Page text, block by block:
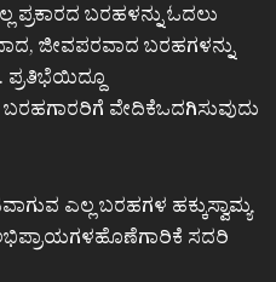
ಪ್ರಕಾರದ ಬರಹಳನ್ನು ಓದಲು
ಜೀವಪರವಾದ ಬರಹಗಳನ್ನು
ಪ್ರತಿಭೆಯಿದ್ದೂ
ವೇದಿಕೆಒದಗಿಸುವುದು
ಎಲ್ಲ ಬರಹಗಳ ಹಕ್ಕುಸ್ವಾಮ್ಯ
ಸದರಿ